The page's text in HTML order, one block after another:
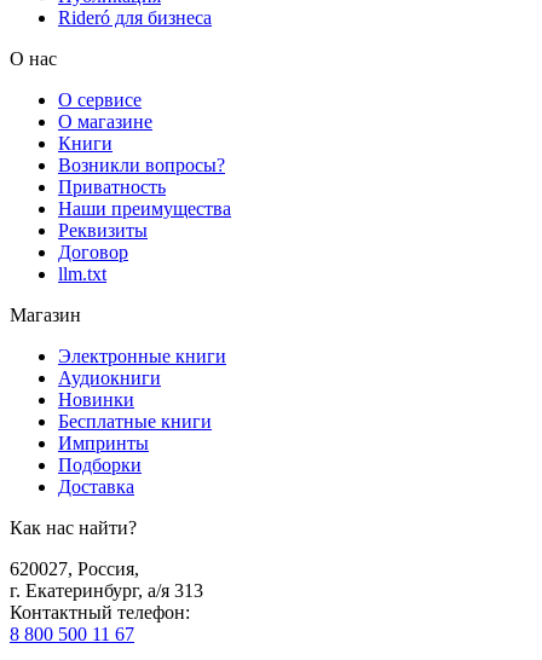
Rideró для бизнеса
О нас
О сервисе
О магазине
Книги
Возникли вопросы?
Приватность
Наши преимущества
Реквизиты
Договор
llm.txt
Магазин
Электронные книги
Аудиокниги
Новинки
Бесплатные книги
Импринты
Подборки
Доставка
Как нас найти?
620027, Россия,
г. Екатеринбург, а/я 313
Контактный телефон:
8 800 500 11 67